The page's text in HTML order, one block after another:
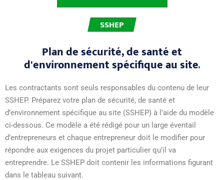
SSHEP
Plan de sécurité, de santé et
d'environnement spécifique ausite
Les contractants sont seuls responsables du contenu de leur
SSHEP. Préparez votre plan de sécurité, de santé et
d’environnement spécifique au site (SSHEP) à l’aide du modèle
ci-dessous. Ce modèle a été rédigé pour un large éventail
d’entrepreneurs et chaque entrepreneur doit le modifier pour
répondre aux exigences du projet particulier qu’il va
entreprendre. Le SSHEP doit contenir les informations figurant
dans le tableau suivant.